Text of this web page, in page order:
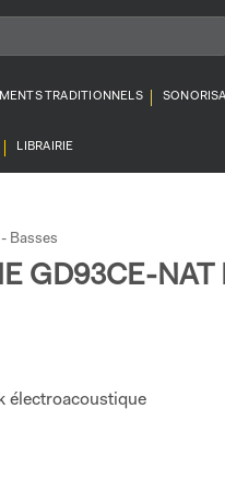
TRADITIONNELS
LIBRAIRIE
Basses
GD93CE-NAT
électroacoustique